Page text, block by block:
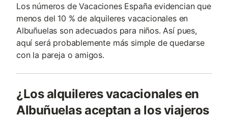
Los números de Vacaciones España evidencian que
menos del 10 % de alquileres vacacionales en
Albuñuelas son adecuados para niños. Así pues,
aquí será probablemente más simple de quedarse
con la pareja o amigos.
¿Los alquileres vacacionales en
Albuñuelas aceptan a los viajeros